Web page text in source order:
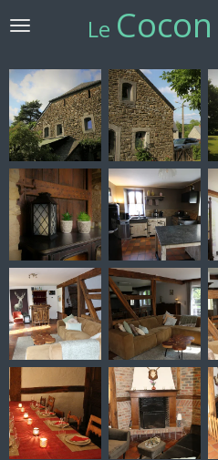
Ga
de
hoofdinhoud
Le Cocon